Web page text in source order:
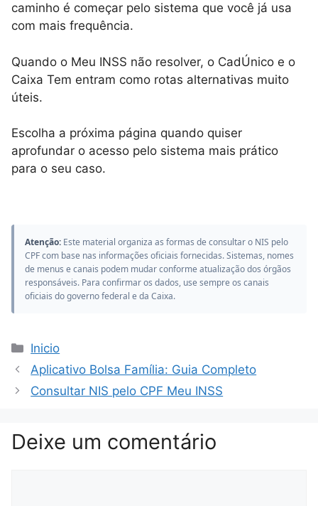
caminho é começar pelo sistema que você já usa
com mais frequência.
Quando o Meu INSS não resolver, o CadÚnico e o
Caixa Tem entram como rotas alternativas muito
úteis.
Escolha a próxima página quando quiser
aprofundar o acesso pelo sistema mais prático
para o seu caso.
Atenção: Este material organiza as formas de consultar o NIS pelo
CPF com base nas informações oficiais fornecidas. Sistemas, nomes
de menus e canais podem mudar conforme atualização dos órgãos
responsáveis. Para confirmar os dados, use sempre os canais
oficiais do governo federal e da Caixa.
Categorias
Inicio
Aplicativo Bolsa Família: Guia Completo
Consultar NIS pelo CPF Meu INSS
Deixe um comentário